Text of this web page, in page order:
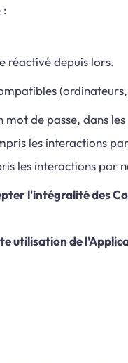
:
réactivé depuis lors.
de passe, dans
les interactions
les interactions par
l'intégralité des
de